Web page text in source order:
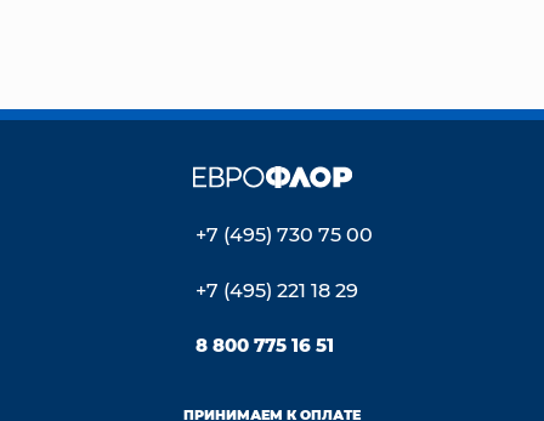
+7 (495) 730 75 00
+7 (495) 221 18 29
8 800 775 16 51
ПРИНИМАЕМ К ОПЛАТЕ